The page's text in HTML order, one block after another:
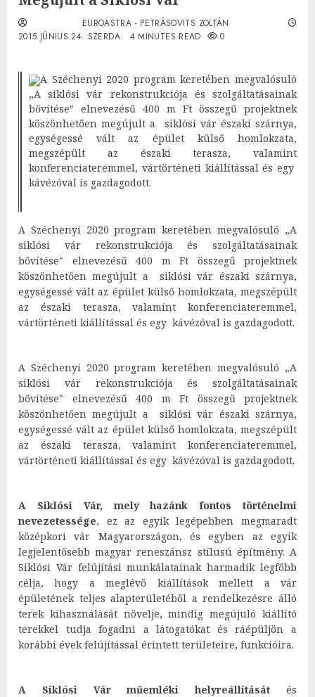
EUROASTRA - PETRÁSOVITS ZOLTÁN
2015.JÚNIUS.24. SZERDA.
4 MINUTES READ 0
A Széchenyi 2020 program keretében megvalósuló
„A siklósi vár rekonstrukciója és szolgáltatásainak
bővítése" elnevezésű 400 m Ft összegű projektnek
köszönhetően megújult a siklósi vár északi szárnya,
egységessé vált az épület külső homlokzata,
megszépült az északi terasza, valamint
konferenciateremmel, vártörténeti kiállítással és egy
kávézóval is gazdagodott.
A Széchenyi 2020 program keretében megvalósuló „A
siklósi vár rekonstrukciója és szolgáltatásainak
bővítése" elnevezésű 400 m Ft összegű projektnek
köszönhetően megújult a siklósi vár északi szárnya,
egységessé vált az épület külső homlokzata, megszépült
az északi terasza, valamint konferenciateremmel,
vártörténeti kiállítással és egy kávézóval is gazdagodott.
A Széchenyi 2020 program keretében megvalósuló „A
siklósi vár rekonstrukciója és szolgáltatásainak
bővítése" elnevezésű 400 m Ft összegű projektnek
köszönhetően megújult a siklósi vár északi szárnya,
egységessé vált az épület külső homlokzata, megszépült
az északi terasza, valamint konferenciateremmel,
vártörténeti kiállítással és egy kávézóval is gazdagodott.
A Siklósi Vár, mely hazánk fontos történelmi
nevezetessége, ez az egyik legépebben megmaradt
középkori vár Magyarországon, és egyben az egyik
legjelentősebb magyar reneszánsz stílusú építmény. A
Siklósi Vár felújítási munkálatainak harmadik legfőbb
célja, hogy a meglévő kiállítások mellett a vár
épületének teljes alapterületéből a rendelkezésre álló
terek kihasználását növelje, mindig megújuló kiállító
terekkel tudja fogadni a látogatókat és ráépüljön a
korábbi évek felújítással érintett területeire, funkcióira.
A Siklósi Vár műemléki helyreállítását és